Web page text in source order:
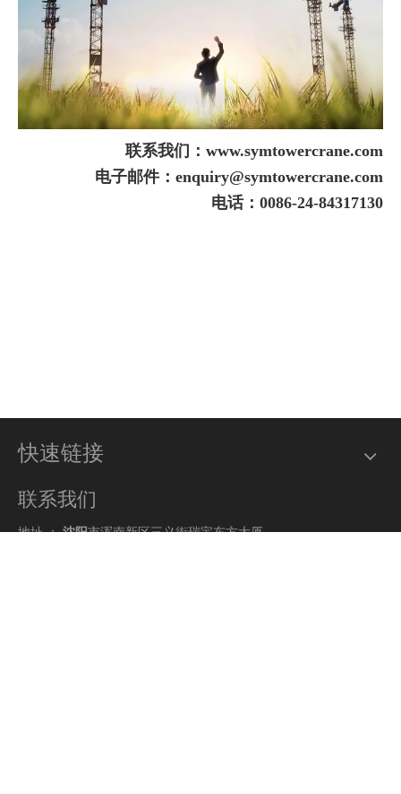
联系我们：www.symtowercrane.com
电子邮件：enquiry@symtowercrane.com
电话：0086-24-84317130
快速链接
联系我们
地址 ：沈阳市浑南新区三义街瑞宝东方大厦